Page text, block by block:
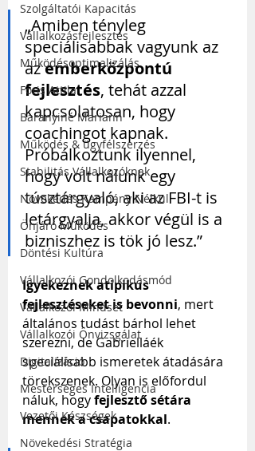
Szolgáltatói Kapacitás
Vállalkozásfejlesztés
Működésoptimalizálás
Fóris Attila
Baranyiné Mariann
Működés & ügyfélszerzés
Stabilitás Vállalkozóknak
Növekedés Kampány Nélkül
Önjáró Működés
Döntési Kultúra
Vállalkozói Gondolkodásmód
Vállalkozói Mindset
Vállalkozói Önvizsgálat
Digitalizáció
Mesterséges Intelligencia
Vezetői Készségek
Növekedési Stratégia
„Amiben tényleg
speciálisabbak vagyunk az
az emberközpontú
fejlesztés, tehát azzal
kapcsolatosan, hogy
coachingot kapnak.
Próbálkoztunk ilyennel,
hogy volt nálunk egy
túsztárgyaló, aki az FBI-t is
letárgyalja, akkor végül is a
bizniszhez is tök jó lesz.”
Igyekeznek atipikus
fejlesztéseket is bevonni, mert
általános tudást bárhol lehet
szerezni, de Gabrielláék
speciálisabb ismeretek átadására
törekszenek. Olyan is előfordul
náluk, hogy fejlesztő sétára
mennek a csapatokkal.